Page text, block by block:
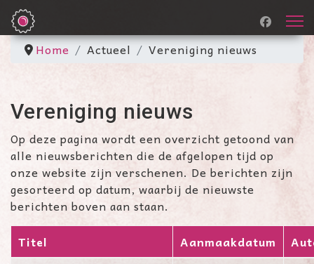
Home Actueel Vereniging nieuws
Vereniging nieuws
Op deze pagina wordt een overzicht getoond van
alle nieuwsberichten die de afgelopen tijd op
onze website zijn verschenen. De berichten zijn
gesorteerd op datum, waarbij de nieuwste
berichten boven aan staan.
Titel Aanmaakdatum